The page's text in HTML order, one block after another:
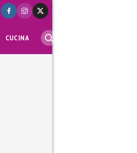
CUCINA